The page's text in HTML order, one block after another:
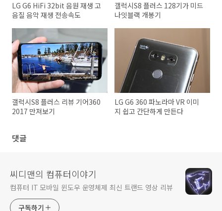
LG G6 HiFi 32bit 음원 재생 고
음질 음악 재생 전송속도
갤럭시S8 플러스 128기가 미드
나잇블랙 개봉기
갤럭시S8 플러스 리뷰 기어360
2017 만져보기
LG G6 360 파노라마 VR 이미
지 쉽고 간단하게 만든다
댓글
씨디맨의 컴퓨터이야기
컴퓨터 IT 모바일 윈도우 운영체제 최신 트랜드 영상 리뷰
구독하기